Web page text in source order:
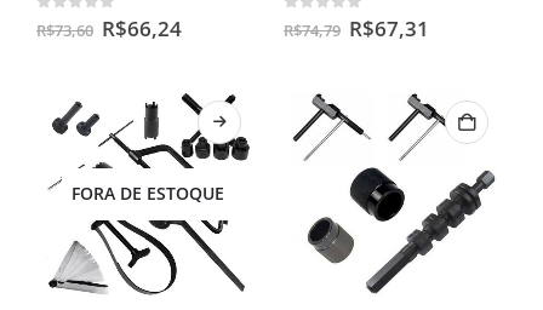
out of 5
R$73,60 R$66,24 out of 5
R$74,79 R$67,31
FORA DE ESTOQUE